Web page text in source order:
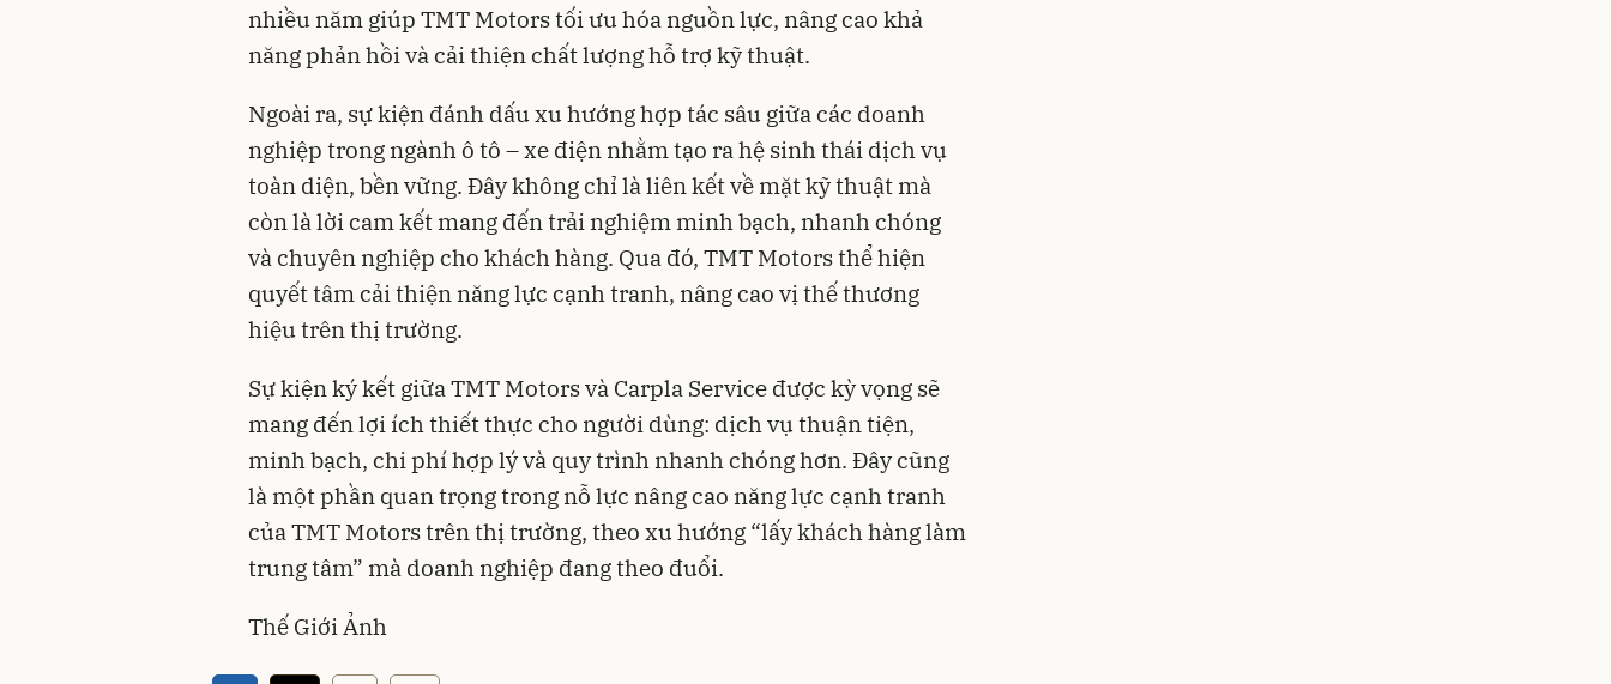
nhiều năm giúp TMT Motors tối ưu hóa nguồn lực, nâng cao khả
năng phản hồi và cải thiện chất lượng hỗ trợ kỹ thuật.
Ngoài ra, sự kiện đánh dấu xu hướng hợp tác sâu giữa các doanh
nghiệp trong ngành ô tô – xe điện nhằm tạo ra hệ sinh thái dịch vụ
toàn diện, bền vững. Đây không chỉ là liên kết về mặt kỹ thuật mà
còn là lời cam kết mang đến trải nghiệm minh bạch, nhanh chóng
và chuyên nghiệp cho khách hàng. Qua đó, TMT Motors thể hiện
quyết tâm cải thiện năng lực cạnh tranh, nâng cao vị thế thương
hiệu trên thị trường.
Sự kiện ký kết giữa TMT Motors và Carpla Service được kỳ vọng sẽ
mang đến lợi ích thiết thực cho người dùng: dịch vụ thuận tiện,
minh bạch, chi phí hợp lý và quy trình nhanh chóng hơn. Đây cũng
là một phần quan trọng trong nỗ lực nâng cao năng lực cạnh tranh
của TMT Motors trên thị trường, theo xu hướng “lấy khách hàng làm
trung tâm” mà doanh nghiệp đang theo đuổi.
Thế Giới Ảnh